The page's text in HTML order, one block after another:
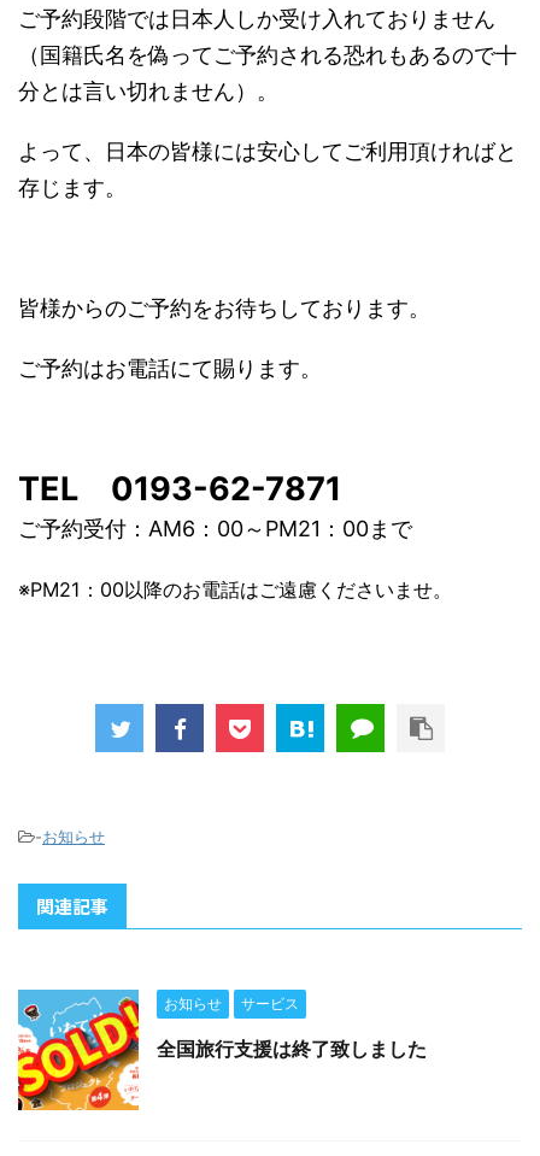
ご予約段階では日本人しか受け入れておりません
（国籍氏名を偽ってご予約される恐れもあるので十
分とは言い切れません）。
よって、日本の皆様には安心してご利用頂ければと
存じます。
皆様からのご予約をお待ちしております。
ご予約はお電話にて賜ります。
TEL 0193-62-7871
ご予約受付：AM6：00～PM21：00まで
※PM21：00以降のお電話はご遠慮くださいませ。
-お知らせ
関連記事
お知らせ サービス
全国旅行支援は終了致しました